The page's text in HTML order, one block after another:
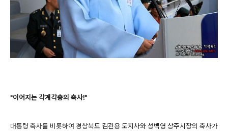
"이어지는 각계각층의 축사!"
대통령 축사를 비롯하여 경상북도 김관용 도지사와 성백영 상주시장의 축사가